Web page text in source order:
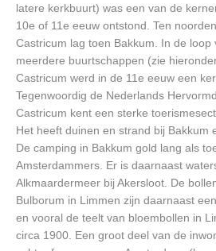
latere kerkbuurt) was een van de
10e of 11e eeuw ontstond. Ten
Castricum lag toen Bakkum. In de
meerdere buurtschappen (zie
Castricum werd in de 11e eeuw een
Tegenwoordig de Nederlands
Castricum kent een sterke
Het heeft duinen en strand bij Bakkum
De camping in Bakkum gold lang als
Amsterdammers. Er is daarnaast
Alkmaardermeer bij Akersloot. De
Bulborum in Limmen zijn daarnaast
en vooral de teelt van bloembollen in
circa 1900. Een groot deel van de